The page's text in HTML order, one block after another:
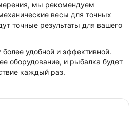
мы рекомендуем
весы для точных
точные результаты для вашего
удобной и эффективной.
оборудование, и рыбалка будет
каждый раз.